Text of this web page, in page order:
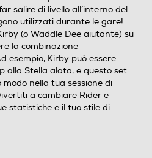
salire di livello all’interno del
utilizzati durante le gare!
(o Waddle Dee aiutante) su
la combinazione
esempio, Kirby può essere
alla Stella alata, e questo set
nella tua sessione di
a cambiare Rider e
statistiche e il tuo stile di